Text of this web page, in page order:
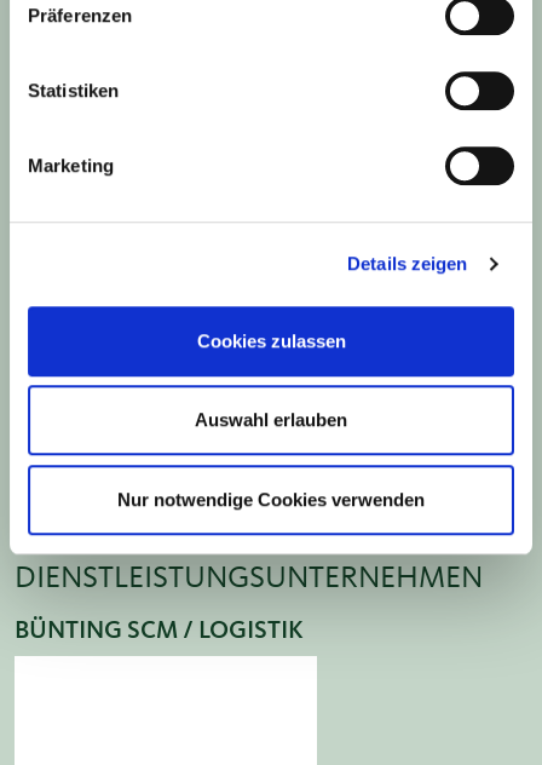
Präferenzen
Statistiken
Marketing
Details zeigen
Cookies zulassen
Auswahl erlauben
Nur notwendige Cookies verwenden
Bünting E-Commerce
arbeitet mit Online-Plattformen im
BÜNTING GROSSHANDEL + SERVICE
entwickelt Standortkonzepte für Einzelhändler.
DIENSTLEISTUNGSUNTERNEHMEN
BÜNTING SCM / LOGISTIK